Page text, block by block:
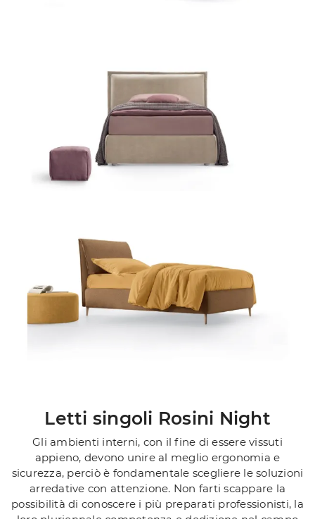
Letti singoli Rosini Night
Gli ambienti interni, con il fine di essere vissuti
appieno, devono unire al meglio ergonomia e
sicurezza, perciò è fondamentale scegliere le soluzioni
arredative con attenzione. Non farti scappare la
possibilità di conoscere i più preparati professionisti, la